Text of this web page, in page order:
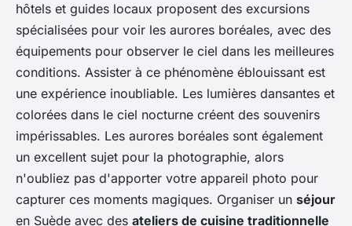
hôtels et guides locaux proposent des excursions
spécialisées pour voir les aurores boréales, avec des
équipements pour observer le ciel dans les meilleures
conditions. Assister à ce phénomène éblouissant est
une expérience inoubliable. Les lumières dansantes et
colorées dans le ciel nocturne créent des souvenirs
impérissables. Les aurores boréales sont également
un excellent sujet pour la photographie, alors
n'oubliez pas d'apporter votre appareil photo pour
capturer ces moments magiques. Organiser un séjour
en Suède avec des ateliers de cuisine traditionnelle